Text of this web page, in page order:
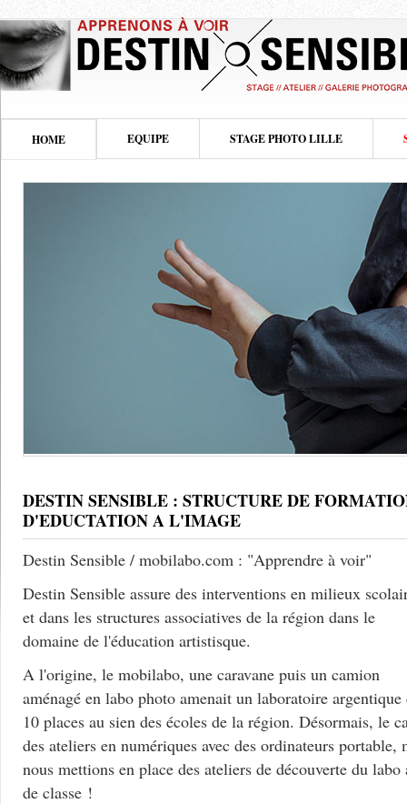
HOME EQUIPE STAGE PHOTO LILLE
DESTIN SENSIBLE : STRUCTURE DE
D'EDUCTATION A L'IMAGE
Destin Sensible / mobilabo.com : "Apprendre à voir"
Destin Sensible assure des interventions en milieux
et dans les structures associatives de la région dans le
domaine de l'éducation artistisque.
A l'origine, le mobilabo, une caravane puis un camion
aménagé en labo photo amenait un laboratoire argentique
10 places au sien des écoles de la région. Désormais, le
des ateliers en numériques avec des ordinateurs
nous mettions en place des ateliers de découverte du labo
de classe !